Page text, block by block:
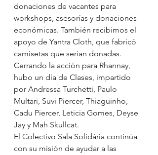
donaciones de vacantes para
workshops, asesorías y donaciones
económicas. También recibimos el
apoyo de Yantra Cloth, que fabricó
camisetas que serían donadas.
Cerrando la acción para Rhannay,
hubo un día de Clases, impartido
por Andressa Turchetti, Paulo
Multari, Suvi Piercer, Thiaguinho,
Cadu Piercer, Leticia Gomes, Deyse
Jay y Mah Skullcat.
El Colectivo Sala Solidária continúa
con su misión de ayudar a las